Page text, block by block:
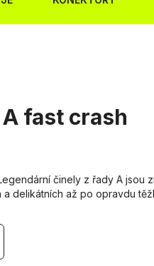
fast crash
činely z řady A jsou
delikátních až po opravdu